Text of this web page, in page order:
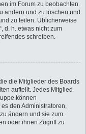
im Forum zu beobachten.
ändern und zu löschen und
zu teilen. Üblicherweise
d. h. etwas nicht zum
schreiben.
die Mitglieder des Boards
aufteilt. Jedes Mitglied
können
den Administratoren,
ändern und sie zum
oder ihnen Zugriff zu